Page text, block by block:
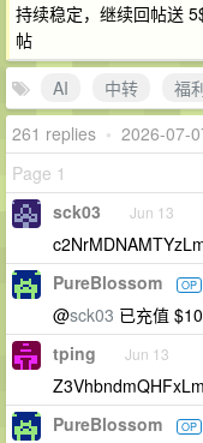
持续稳定，继续回帖送
帖
AI
中转
福
261 replies • 2026-07-
Page 1
sck03 Jun 13
PureBlossom OP
@sck03 已充值 $10
tping Jun 13
PureBlossom OP